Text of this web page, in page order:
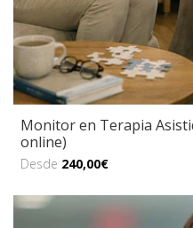
Monitor en Terapia
online)
Desde 240,00€